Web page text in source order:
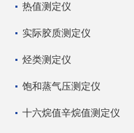
热值测定仪
实际胶质测定仪
烃类测定仪
饱和蒸气压测定仪
十六烷值辛烷值测定仪